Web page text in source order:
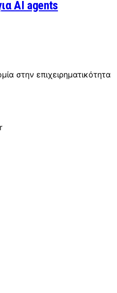
AI agents
στην επιχειρηματικότητα